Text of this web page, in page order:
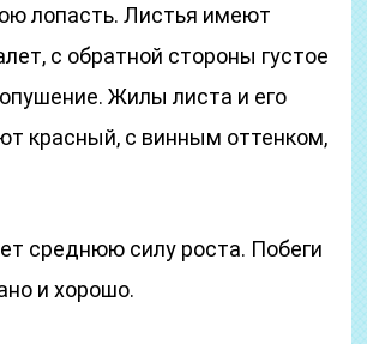
лопасть. Листья имеют
с обратной стороны густое
Жилы листа и его
красный, с винным оттенком,
среднюю силу роста. Побеги
и хорошо.